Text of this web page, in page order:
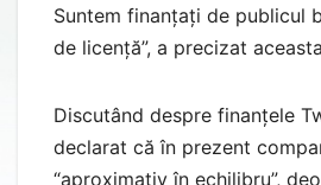
Suntem finanțați de publicul
de licență”, a precizat
Discutând despre finanțele
declarat că în prezent
“aproximativ în echilibru”,